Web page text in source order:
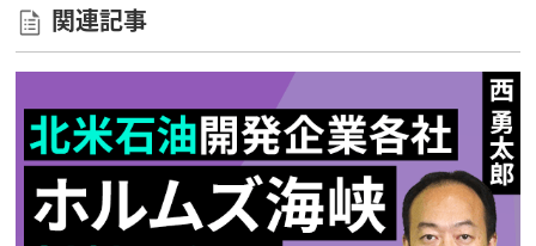
関連記事